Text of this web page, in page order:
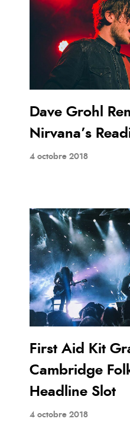
Dave Grohl
Nirvana’s
4 octobre 2018
First Aid Kit
Cambridge
Headline Slot
4 octobre 2018